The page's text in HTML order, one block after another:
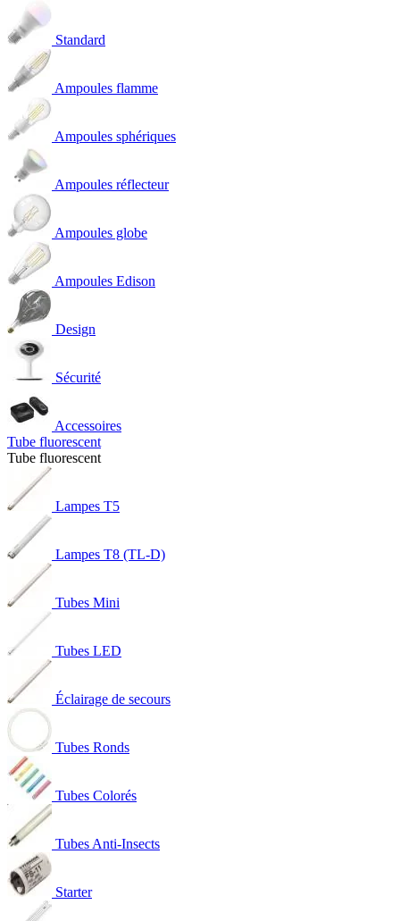
Standard
Ampoules flamme
Ampoules sphériques
Ampoules réflecteur
Ampoules globe
Ampoules Edison
Design
Sécurité
Accessoires
Tube fluorescent
Tube fluorescent
Lampes T5
Lampes T8 (TL-D)
Tubes Mini
Tubes LED
Éclairage de secours
Tubes Ronds
Tubes Colorés
Tubes Anti-Insects
Starter